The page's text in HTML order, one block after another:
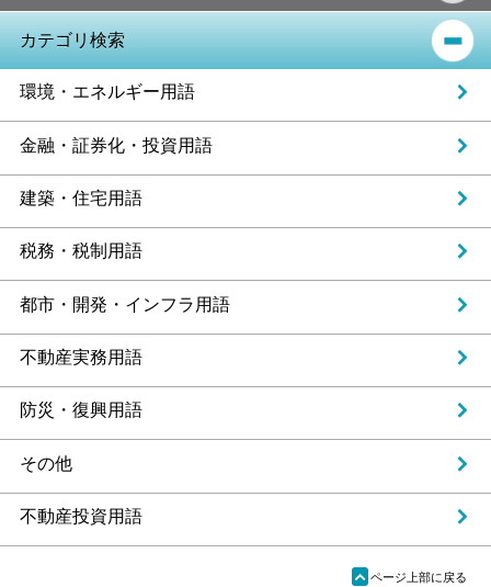
カテゴリ検索
環境・エネルギー用語
金融・証券化・投資用語
建築・住宅用語
税務・税制用語
都市・開発・インフラ用語
不動産実務用語
防災・復興用語
その他
不動産投資用語
ü ページ上部に戻る